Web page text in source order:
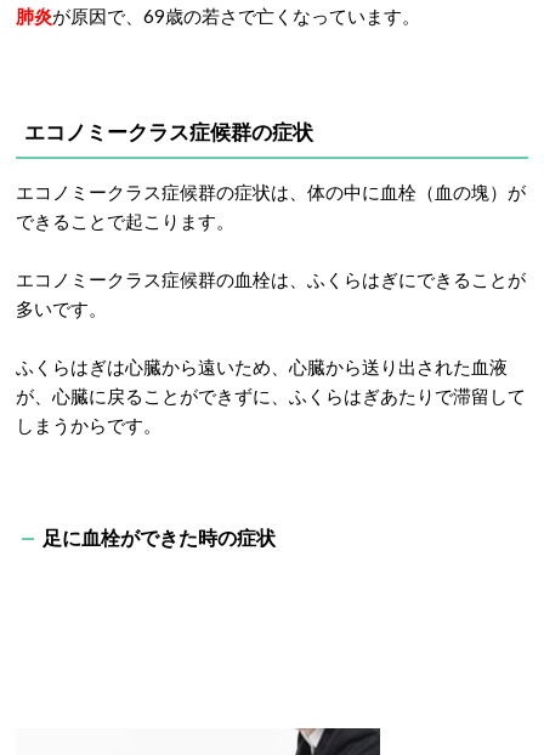
肺炎が原因で、69歳の若さで亡くなっています。
エコノミークラス症候群の症状
エコノミークラス症候群の症状は、体の中に血栓（血の塊）が
できることで起こります。
エコノミークラス症候群の血栓は、ふくらはぎにできることが
多いです。
ふくらはぎは心臓から遠いため、心臓から送り出された血液
が、心臓に戻ることができずに、ふくらはぎあたりで滞留して
しまうからです。
足に血栓ができた時の症状